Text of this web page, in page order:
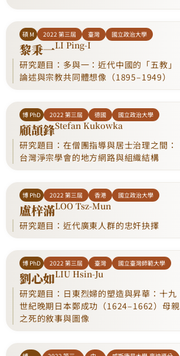
碩 M 2022 第三屆 臺灣 國立政治大學
黎秉一LI Ping-I
研究題目：多與一：近代中國的「五教」
論述與宗教共同體想像（1895–1949）
博 PhD 2022 第三屆 德國 國立政治大學
顧頡鋒Stefan Kukowka
研究題目：在僧團指導與居士治理之間：
台灣淨宗學會的地方網路與組織結構
博 PhD 2022 第三屆 香港 國立政治大學
盧梓滿LOO Tsz-Mun
研究題目：近代廣東人群的忠奸抉擇
博 PhD 2022 第三屆 臺灣 國立臺灣師範大學
劉心如LIU Hsin-Ju
研究題目：日東烈婦的塑造與昇華：十九
世紀晚期日本鄭成功（1624–1662）母親
之死的敘事與圖像